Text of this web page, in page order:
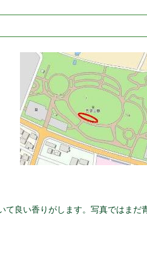
良い香りがします。写真ではまだ